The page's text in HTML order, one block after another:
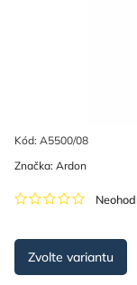
Kód: A5500/08
Značka: Ardon
Zvolte variantu